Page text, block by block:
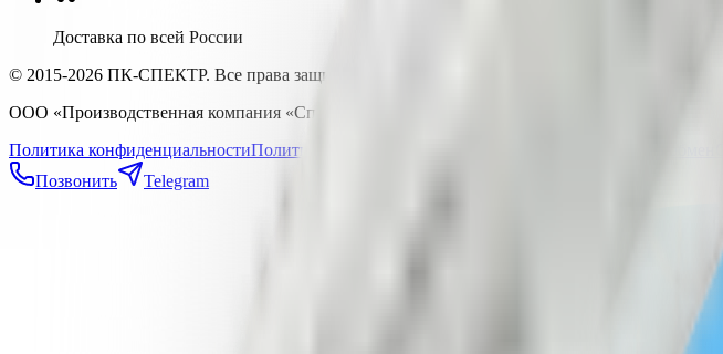
Доставка по всей России
© 2015-2026 ПК-СПЕКТР. Все права защищены.
ООО «Производственная компания «Спектр» | ИНН 3528233344 | ОГРН 1153525022903
Политика конфиденциальностиПолитика обработки ПДн
Позвонить
Telegram